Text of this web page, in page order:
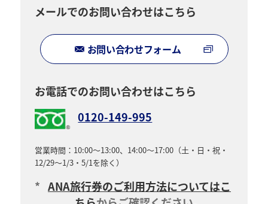
メールでのお問い合わせはこちら
お問い合わせフォーム
お電話でのお問い合わせはこちら
0120-149-995
営業時間：10:00～13:00、14:00～17:00（土・日・祝・
12/29～1/3・5/1を除く）
* ANA旅行券のご利用方法についてはこ